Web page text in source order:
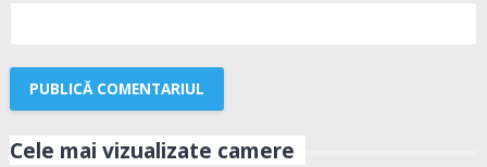
Cele mai vizualizate camere